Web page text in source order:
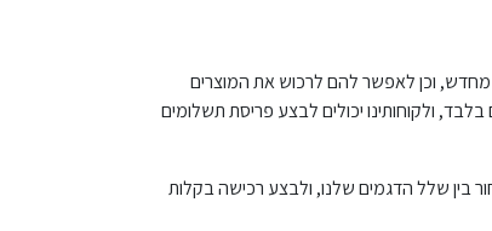
מחדש, וכן לאפשר להם לרכוש את המוצרים
ולקוחותינו יכולים לבצע פריסת תשלומים
בין שלל הדגמים שלנו, ולבצע רכישה בקלות